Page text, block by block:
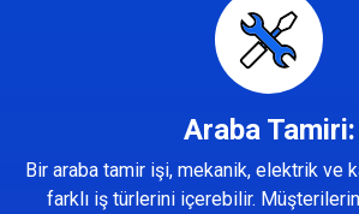
Araba Tamiri:
Bir araba tamir işi, mekanik, elektrik ve
farklı iş türlerini içerebilir.